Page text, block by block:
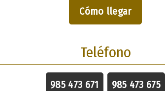
Cómo llegar
Teléfono
985 473 671 985 473 675